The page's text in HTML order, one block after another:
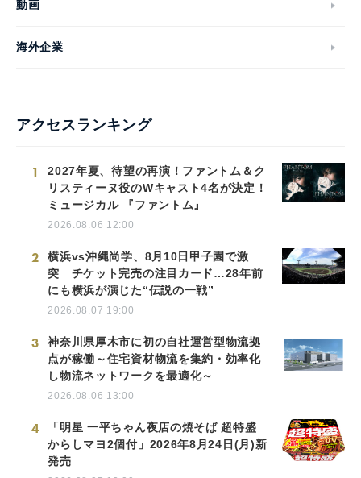
動画
海外企業
アクセスランキング
1
2027年夏、待望の再演！ファントム＆ク
リスティーヌ役のWキャスト4名が決定！
ミュージカル 『ファントム』
2026.08.06 12:00
2
横浜vs沖縄尚学、8月10日甲子園で激
突 チケット完売の注目カード…28年前
にも横浜が演じた“伝説の一戦”
2026.08.07 19:00
3
神奈川県厚木市に初の自社運営型物流拠
点が稼働～住宅資材物流を集約・効率化
し物流ネットワークを最適化～
2026.08.06 13:00
4
「明星 一平ちゃん夜店の焼そば 超特盛
からしマヨ2個付」2026年8月24日(月)新
発売